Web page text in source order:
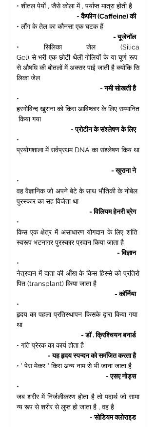
• शीतल पेयों , जैसे कोला में , पर्याप्त मात्रा होती है
- कैफीन (Caffeine) की
• लौंग के तेल का कौनसा एक घटक हैं
- यूजेनॉल
• सिलिका जेल (Silica
Gel) से भरी एक छोटी थैली गोलियों के या चूर्ण रूप
से औषधि की बोतलों में अक्सर पाई जाती है क्योंकि सि
लिका जेल
- नमी सोखती है
•
हरगोविन्द खुराना को किस आविष्कार के लिए सम्मानित
किया गया
- प्रोटीन के संश्लेषण के लिए
•
प्रयोगशाला में सर्वप्रथम DNA का संश्लेषण किय था
- खुराना ने
•
वह वैज्ञानिक जो अपने बेटे के साथ भौतिकी के नोबेल
पुरस्कार का सह विजेता था
- विलियम हेनरी ब्रेग
•
किस एक क्षेत्र में असाधारण योगदान के लिए शांति
स्वरूप भटनागर पुरस्कार प्रदान किया जाता है
- विज्ञान
•
नेत्रदान में दाता की ऑंख के किस हिस्से को प्रतिरो
पित (transplant) किया जाता है
- कॉर्निया
•
हृदय का पहला प्रतिस्थापन किसके द्वारा किया गया
था
- डॉ . क्रिश्चियन बनार्ड
• गति प्रेरक का कार्य होता है
- यह हृदय स्पन्दन को समंजित करता है
• ' पेस मेकर " किस अन्य नाम से भी जाना जाता है
- एसए नोड्स
•
जब शरीर में निर्जलीकरण होता है तो पदार्थ जो सामा
न्य रूप से शरीर से लुप्त हो जाता है , वह है
- सोडियम क्लोराइड